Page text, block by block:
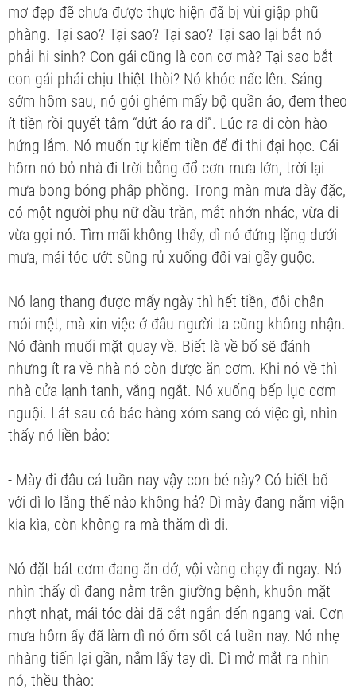
mơ đẹp đẽ chưa được thực hiện đã bị vùi giập phũ
phàng. Tại sao? Tại sao? Tại sao? Tại sao lại bắt nó
phải hi sinh? Con gái cũng là con cơ mà? Tại sao bắt
con gái phải chịu thiệt thòi? Nó khóc nấc lên. Sáng
sớm hôm sau, nó gói ghém mấy bộ quần áo, đem theo
ít tiền rồi quyết tâm “dứt áo ra đi”. Lúc ra đi còn hào
hứng lắm. Nó muốn tự kiếm tiền để đi thi đại học. Cái
hôm nó bỏ nhà đi trời bỗng đổ cơn mưa lớn, trời lại
mưa bong bóng phập phồng. Trong màn mưa dày đặc,
có một người phụ nữ đầu trần, mắt nhớn nhác, vừa đi
vừa gọi nó. Tìm mãi không thấy, dì nó đứng lặng dưới
mưa, mái tóc ướt sũng rủ xuống đôi vai gầy guộc.
Nó lang thang được mấy ngày thì hết tiền, đôi chân
mỏi mệt, mà xin việc ở đâu người ta cũng không nhận.
Nó đành muối mặt quay về. Biết là về bố sẽ đánh
nhưng ít ra về nhà nó còn được ăn cơm. Khi nó về thì
nhà cửa lạnh tanh, vắng ngắt. Nó xuống bếp lục cơm
nguội. Lát sau có bác hàng xóm sang có việc gì, nhìn
thấy nó liền bảo:
- Mày đi đâu cả tuần nay vậy con bé này? Có biết bố
với dì lo lắng thế nào không hả? Dì mày đang nằm viện
kia kìa, còn không ra mà thăm dì đi.
Nó đặt bát cơm đang ăn dở, vội vàng chạy đi ngay. Nó
nhìn thấy dì đang nằm trên giường bệnh, khuôn mặt
nhợt nhạt, mái tóc dài đã cắt ngắn đến ngang vai. Cơn
mưa hôm ấy đã làm dì nó ốm sốt cả tuần nay. Nó nhẹ
nhàng tiến lại gần, nắm lấy tay dì. Dì mở mắt ra nhìn
nó, thều thào: